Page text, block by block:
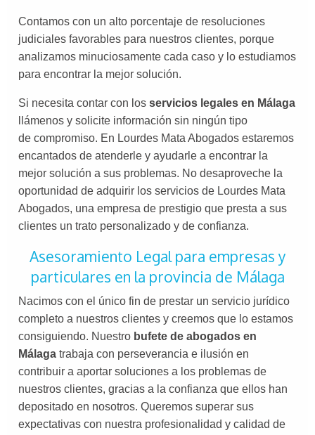
Contamos con un alto porcentaje de resoluciones
judiciales favorables para nuestros clientes, porque
analizamos minuciosamente cada caso y lo estudiamos
para encontrar la mejor solución.
Si necesita contar con los servicios legales en Málaga
llámenos y solicite información sin ningún tipo
de compromiso. En Lourdes Mata Abogados estaremos
encantados de atenderle y ayudarle a encontrar la
mejor solución a sus problemas. No desaproveche la
oportunidad de adquirir los servicios de Lourdes Mata
Abogados, una empresa de prestigio que presta a sus
clientes un trato personalizado y de confianza.
Asesoramiento Legal para empresas y
particulares en la provincia de Málaga
Nacimos con el único fin de prestar un servicio jurídico
completo a nuestros clientes y creemos que lo estamos
consiguiendo. Nuestro bufete de abogados en
Málaga trabaja con perseverancia e ilusión en
contribuir a aportar soluciones a los problemas de
nuestros clientes, gracias a la confianza que ellos han
depositado en nosotros. Queremos superar sus
expectativas con nuestra profesionalidad y calidad de